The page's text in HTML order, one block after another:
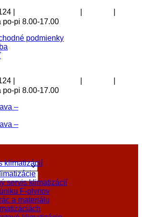
|
po-pi 8.00-17.00
podmienky
|
po-pi 8.00-17.00
klimatizácií
servis klimatizácií
F-plynov
a materiálu